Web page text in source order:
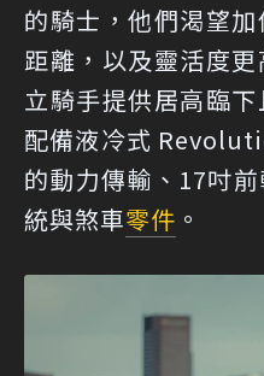
的騎士，他們渴望
距離，以及靈活度
立騎手提供居高臨
配備液冷式
的動力傳輸、17吋
統與煞車零件 。